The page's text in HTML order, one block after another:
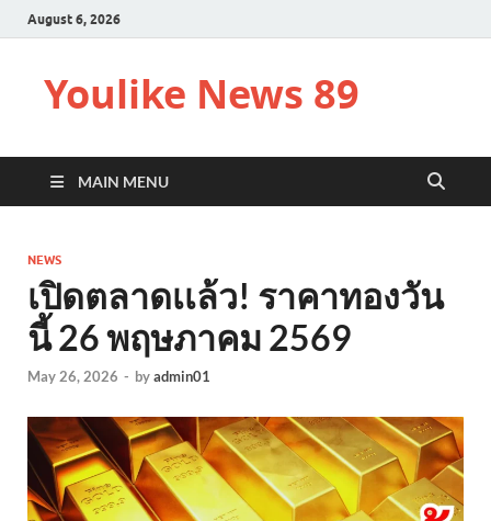
August 6, 2026
Youlike News 89
MAIN MENU
NEWS
เปิดตลาดเเล้ว! ราคาทองวัน
นี้ 26 พฤษภาคม 2569
May 26, 2026 - byadmin01